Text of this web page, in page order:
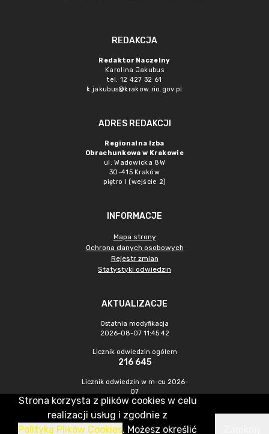
REDAKCJA
Redaktor Naczelny
Karolina Jakubus
tel. 12 427 32 61
k.jakubus@krakow.rio.gov.pl
ADRES REDAKCJI
Regionalna Izba
Obrachunkowa w Krakowie
ul. Wadowicka 8W
30-415 Kraków
piętro I (wejście 2)
INFORMACJE
Mapa strony
Ochrona danych osobowych
Rejestr zmian
Statystyki odwiedzin
AKTUALIZACJE
Ostatnia modyfikacja
2026-08-07 11:45:42
Licznik odwiedzin ogółem
216 645
Licznik odwiedzin w m-cu 2026-
07
652
CMS & Hosting: Nefeni Sp. z o.o.
Strona korzysta z plików cookies w celu
realizacji usług i zgodnie z
Polityką Plików Cookies. Możesz określić